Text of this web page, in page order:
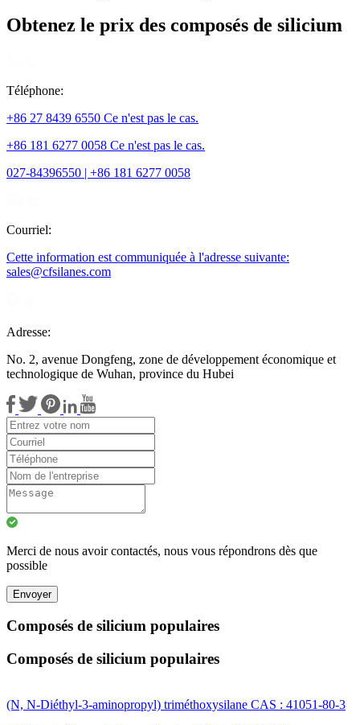
Obtenez le prix des composés de silicium
Téléphone:
+86 27 8439 6550 Ce n'est pas le cas.
+86 181 6277 0058 Ce n'est pas le cas.
027-84396550 | +86 181 6277 0058
Courriel:
Cette information est communiquée à l'adresse suivante:
sales@cfsilanes.com
Adresse:
No. 2, avenue Dongfeng, zone de développement économique et
technologique de Wuhan, province du Hubei
Merci de nous avoir contactés, nous vous répondrons dès que
possible
Envoyer
Composés de silicium populaires
Composés de silicium populaires
(N, N-Diéthyl-3-aminopropyl) triméthoxysilane CAS : 41051-80-3